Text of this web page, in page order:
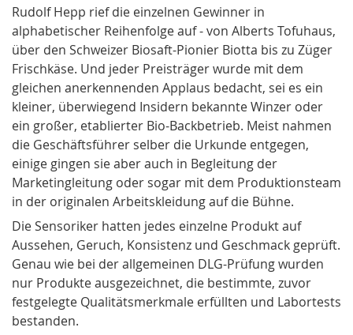
Rudolf Hepp rief die einzelnen Gewinner in
alphabetischer Reihenfolge auf - von Alberts Tofuhaus,
über den Schweizer Biosaft-Pionier Biotta bis zu Züger
Frischkäse. Und jeder Preisträger wur­de mit dem
gleichen an­er­­ken­­nenden Applaus bedacht, sei es ein
kleiner, überwiegend Insidern bekannte Winzer oder
ein großer, etablierter Bio-Backbetrieb. Meist nahmen
die Ge­schäfts­führer selber die Urkunde entgegen,
einige gingen sie aber auch in Begleitung der
Marketingleitung oder sogar mit dem Produktionsteam
in der originalen Arbeitskleidung auf die Bühne.
Die Sensoriker hatten jedes einzelne Produkt auf
Aussehen, Geruch, Konsistenz und Ge­schmack geprüft.
Genau wie bei der allgemeinen DLG-Prüfung wurden
nur Produkte ausgezeichnet, die bestimmte, zuvor
festgelegte Qualitätsmerkmale erfüllten und Labortests
bestanden.